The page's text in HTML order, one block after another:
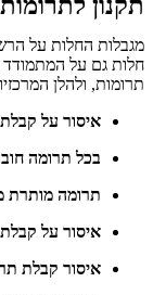
תקנון לתרומות
מגבלות החלות על
חלות גם על
תרומות, ולהלן
איסור על קבלת
בכל תרומה
תרומה מותרת
איסור על
איסור קבלת